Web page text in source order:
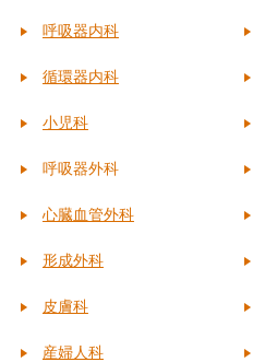
呼吸器内科
循環器内科
小児科
呼吸器外科
心臓血管外科
形成外科
皮膚科
産婦人科